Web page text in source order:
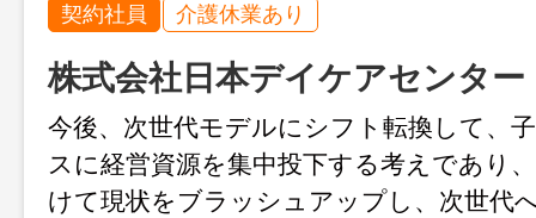
契約社員 介護休業あり
株式会社日本デイケアセンター
今後、次世代モデルにシフト転換して、
スに経営資源を集中投下する考えであり
けて現状をブラッシュアップし、次世代